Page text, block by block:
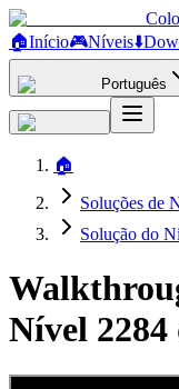
🏠Início🎮Níveis⬇️
Português
🏠
Soluções de
Solução do
Nível